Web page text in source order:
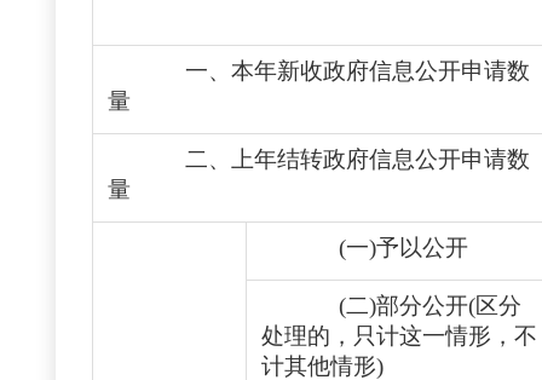
一、本年新收政府信息公开申请数
量
二、上年结转政府信息公开申请数
量
(一)予以公开
(二)部分公开(区分
处理的，只计这一情形，不
计其他情形)